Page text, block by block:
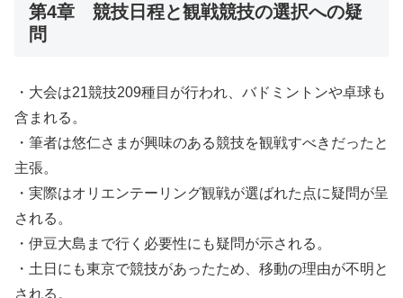
第4章 競技日程と観戦競技の選択への疑
問
・大会は21競技209種目が行われ、バドミントンや卓球も
含まれる。
・筆者は悠仁さまが興味のある競技を観戦すべきだったと
主張。
・実際はオリエンテーリング観戦が選ばれた点に疑問が呈
される。
・伊豆大島まで行く必要性にも疑問が示される。
・土日にも東京で競技があったため、移動の理由が不明と
される。